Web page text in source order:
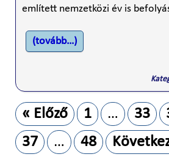
említett nemzetközi év is
(tovább…)
« Előző 1 … 33
37
… 48